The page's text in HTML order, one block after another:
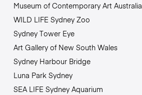
Museum of Contemporary Art Australia
WILD LIFE Sydney Zoo
Sydney Tower Eye
Art Gallery of New South Wales
Sydney Harbour Bridge
Luna Park Sydney
SEA LIFE Sydney Aquarium